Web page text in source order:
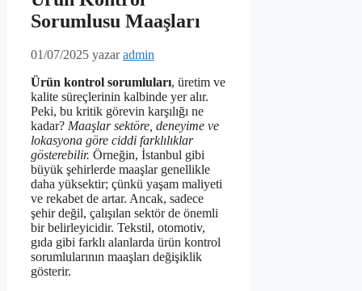
Sorumlusu Maaşları
01/07/2025 yazaradmin
Ürün kontrol sorumluları, üretim ve
kalite süreçlerinin kalbinde yer alır.
Peki, bu kritik görevin karşılığı ne
kadar? Maaşlar sektöre, deneyime ve
lokasyona göre ciddi farklılıklar
gösterebilir. Örneğin, İstanbul gibi
büyük şehirlerde maaşlar genellikle
daha yüksektir; çünkü yaşam maliyeti
ve rekabet de artar. Ancak, sadece
şehir değil, çalışılan sektör de önemli
bir belirleyicidir. Tekstil, otomotiv,
gıda gibi farklı alanlarda ürün kontrol
sorumlularının maaşları değişiklik
gösterir.